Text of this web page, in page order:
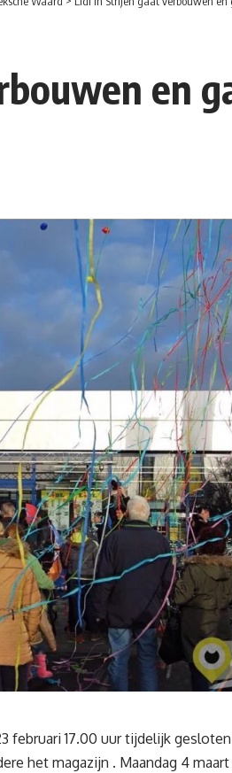
en
februari 17.00 uur tijdelijk
het magazijn . Maandag 4